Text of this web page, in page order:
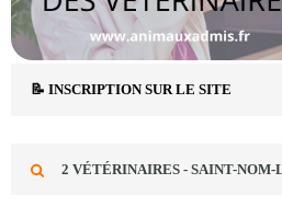
📝 INSCRIPTION SUR LE SITE
2 VÉTÉRINAIRES - SAINT-